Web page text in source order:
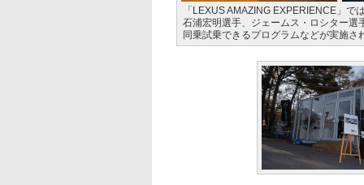
「LEXUS AMAZING EXPERIENCE」
石浦宏明選手、ジェームス・ロシター選
同乗試乗できるプログラムなどが実施さ